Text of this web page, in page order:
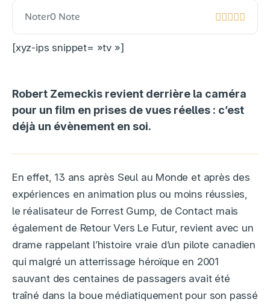
[xyz-ips snippet= »tv »]
Robert Zemeckis revient derrière la caméra
pour un film en prises de vues réelles : c’est
déjà un évènement en soi.
En effet, 13 ans après Seul au Monde et après des
expériences en animation plus ou moins réussies,
le réalisateur de Forrest Gump, de Contact mais
également de Retour Vers Le Futur, revient avec un
drame rappelant l’histoire vraie d’un pilote canadien
qui malgré un atterrissage héroïque en 2001
sauvant des centaines de passagers avait été
traîné dans la boue médiatiquement pour son passé
Noter0 Note